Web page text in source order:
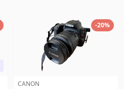
-20%
CANON